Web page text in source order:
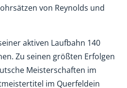
von Reynolds und
aktiven Laufbahn 140
Zu seinen größten Erfolgen
Meisterschaften im
im Querfeldein